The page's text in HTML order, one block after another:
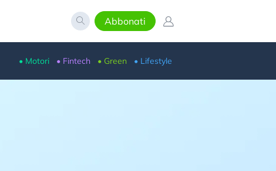
Abbonati
• Motori • Fintech • Green • Lifestyle